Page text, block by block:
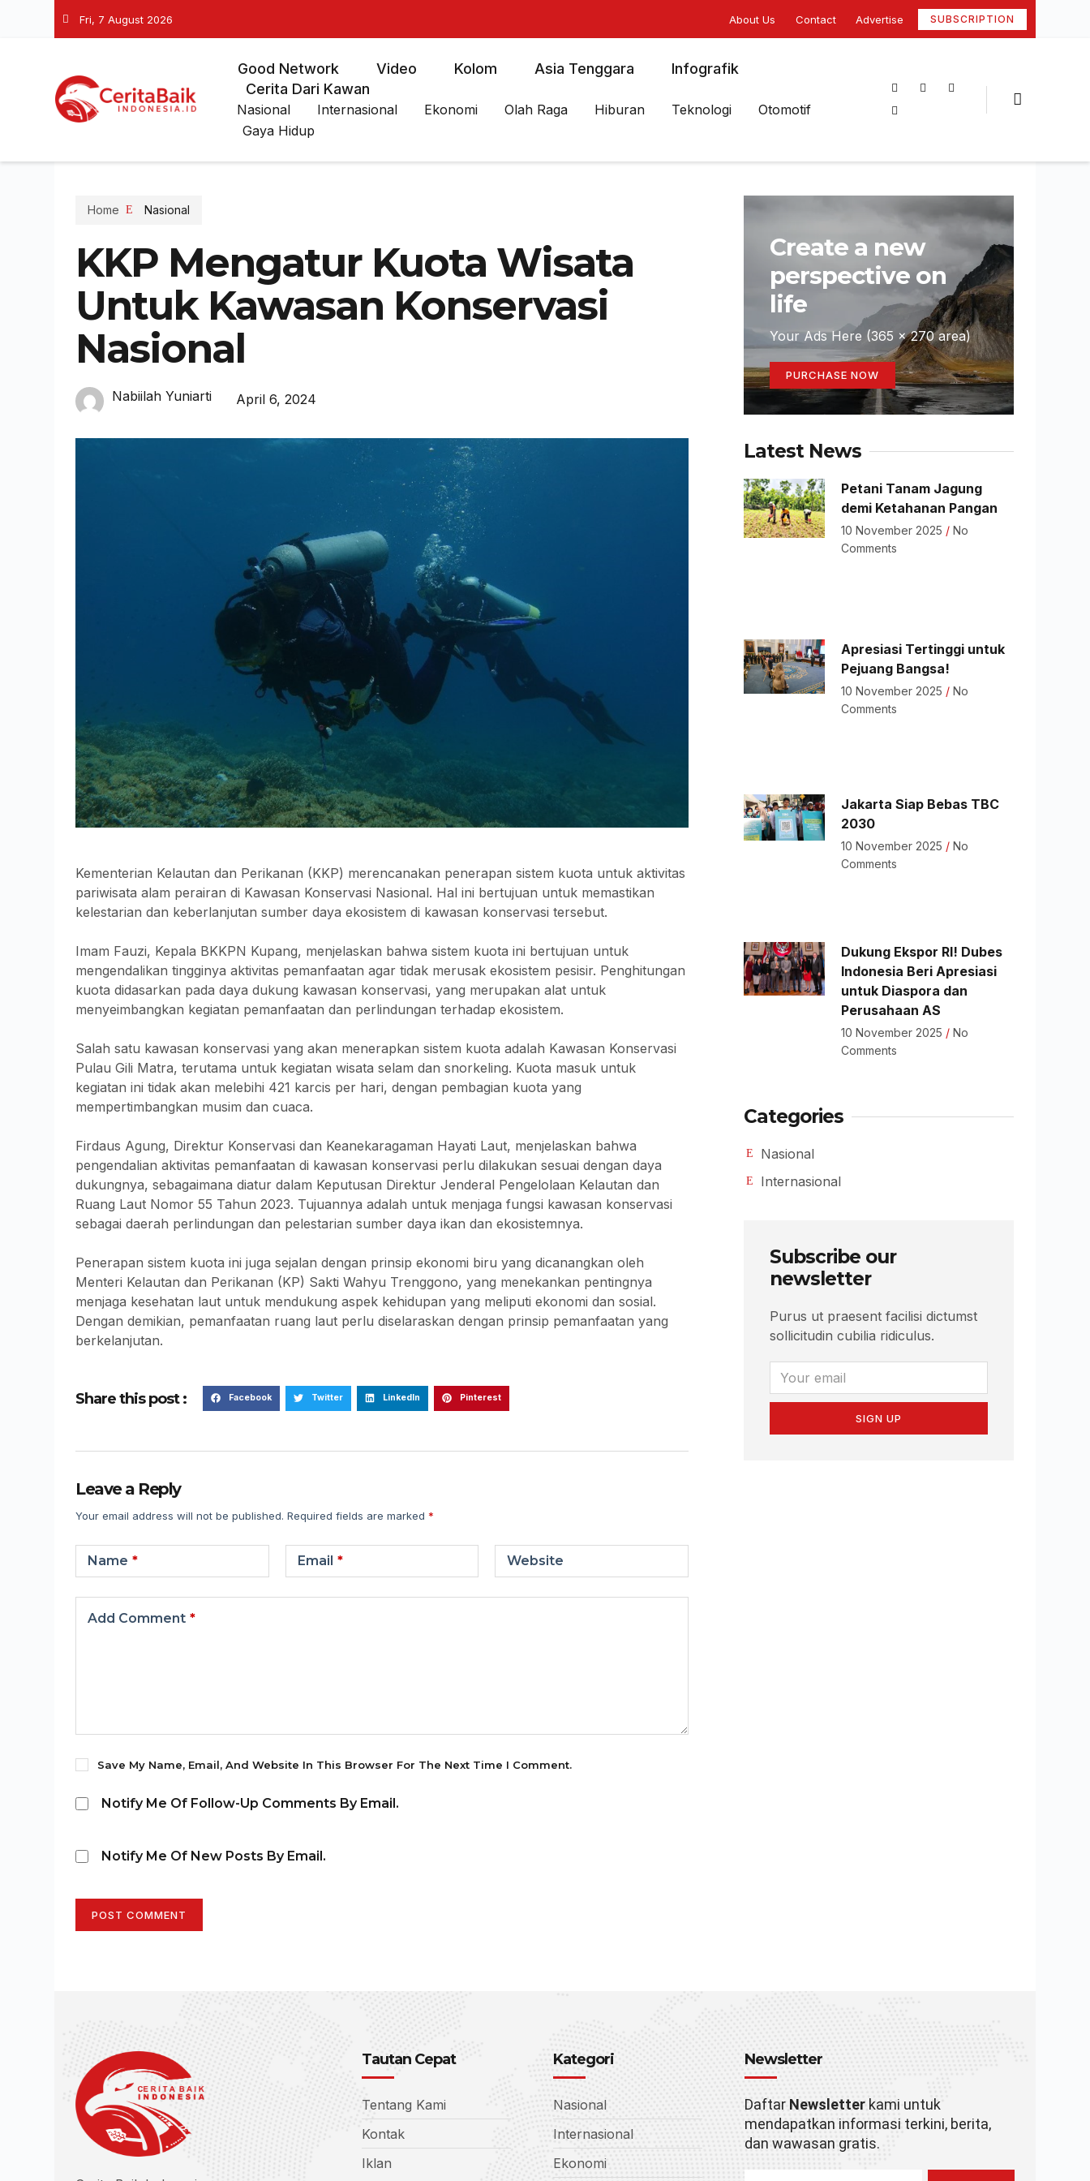
Fri, 7 August 2026 About Us Contact Advertise SUBSCRIPTION
Good Network Video Kolom Asia Tenggara
Infografik
Cerita Dari Kawan
Nasional Internasional Ekonomi Olah Raga Hiburan Teknologi
Otomotif
Gaya Hidup
Home Nasional
KKP Mengatur Kuota Wisata
Untuk Kawasan Konservasi
Nasional
Nabiilah Yuniarti April 6, 2024
Kementerian Kelautan dan Perikanan (KKP) merencanakan penerapan sistem kuota untuk aktivitas
pariwisata alam perairan di Kawasan Konservasi Nasional. Hal ini bertujuan untuk memastikan
kelestarian dan keberlanjutan sumber daya ekosistem di kawasan konservasi tersebut.
Imam Fauzi, Kepala BKKPN Kupang, menjelaskan bahwa sistem kuota ini bertujuan untuk
mengendalikan tingginya aktivitas pemanfaatan agar tidak merusak ekosistem pesisir. Penghitungan
kuota didasarkan pada daya dukung kawasan konservasi, yang merupakan alat untuk
menyeimbangkan kegiatan pemanfaatan dan perlindungan terhadap ekosistem.
Salah satu kawasan konservasi yang akan menerapkan sistem kuota adalah Kawasan Konservasi
Pulau Gili Matra, terutama untuk kegiatan wisata selam dan snorkeling. Kuota masuk untuk
kegiatan ini tidak akan melebihi 421 karcis per hari, dengan pembagian kuota yang
mempertimbangkan musim dan cuaca.
Firdaus Agung, Direktur Konservasi dan Keanekaragaman Hayati Laut, menjelaskan bahwa
pengendalian aktivitas pemanfaatan di kawasan konservasi perlu dilakukan sesuai dengan daya
dukungnya, sebagaimana diatur dalam Keputusan Direktur Jenderal Pengelolaan Kelautan dan
Ruang Laut Nomor 55 Tahun 2023. Tujuannya adalah untuk menjaga fungsi kawasan konservasi
sebagai daerah perlindungan dan pelestarian sumber daya ikan dan ekosistemnya.
Penerapan sistem kuota ini juga sejalan dengan prinsip ekonomi biru yang dicanangkan oleh
Menteri Kelautan dan Perikanan (KP) Sakti Wahyu Trenggono, yang menekankan pentingnya
menjaga kesehatan laut untuk mendukung aspek kehidupan yang meliputi ekonomi dan sosial.
Dengan demikian, pemanfaatan ruang laut perlu diselaraskan dengan prinsip pemanfaatan yang
berkelanjutan.
Share this post : Facebook Twitter LinkedIn Pinterest
Leave a Reply
Your email address will not be published. Required fields are marked *
Name * Email * Website
Add Comment *
Save My Name, Email, And Website In This Browser For The Next Time I Comment.
Notify Me Of Follow-Up Comments By Email.
Notify Me Of New Posts By Email.
POST COMMENT
Create a new
perspective on
life
Your Ads Here (365 x 270 area)
PURCHASE NOW
Latest News
Petani Tanam Jagung
demi Ketahanan Pangan
10 November 2025
No
Comments
Apresiasi Tertinggi untuk
Pejuang Bangsa!
10 November 2025
No
Comments
Jakarta Siap Bebas TBC
2030
10 November 2025
No
Comments
Dukung Ekspor RI! Dubes
Indonesia Beri Apresiasi
untuk Diaspora dan
Perusahaan AS
10 November 2025
No
Comments
Categories
Nasional
Internasional
Subscribe our
newsletter
Purus ut praesent facilisi dictumst
sollicitudin cubilia ridiculus.
SIGN UP
Tautan Cepat
Tentang Kami
Kontak
Iklan
Kategori
Nasional
Internasional
Ekonomi
Newsletter
Daftar Newsletterkami untuk
mendapatkan informasi terkini, berita,
dan wawasan gratis.